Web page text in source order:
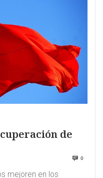
de
0
mejoren en los